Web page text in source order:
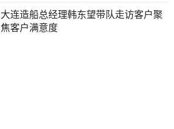
大连造船总经理韩东望带队走访客户聚
焦客户满意度